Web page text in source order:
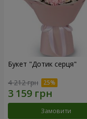
Букет "Дотик серця"
4 212 грн
Замовити